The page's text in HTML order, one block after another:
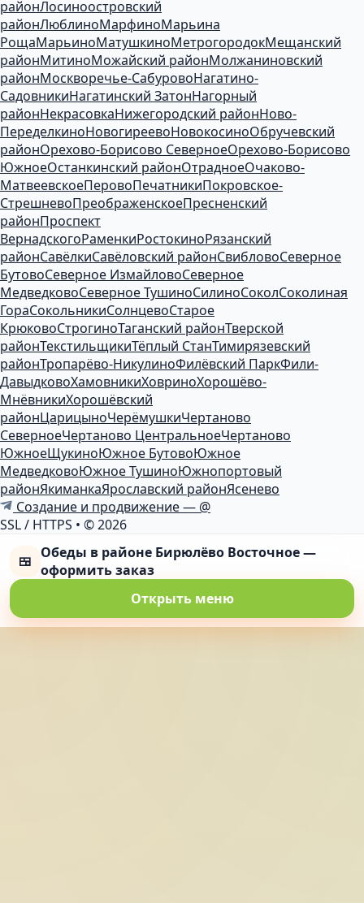
районЛосиноостровский
районЛюблиноМарфиноМарьина
РощаМарьиноМатушкиноМетрогородокМещанский
районМитиноМожайский районМолжаниновский
районМоскворечье-СабуровоНагатино-
СадовникиНагатинский ЗатонНагорный
районНекрасовкаНижегородский районНово-
ПеределкиноНовогиреевоНовокосиноОбручевский
районОрехово-Борисово СеверноеОрехово-Борисово
ЮжноеОстанкинский районОтрадноеОчаково-
МатвеевскоеПеровоПечатникиПокровское-
СтрешневоПреображенскоеПресненский
районПроспект
ВернадскогоРаменкиРостокиноРязанский
районСавёлкиСавёловский районСвибловоСеверное
БутовоСеверное ИзмайловоСеверное
МедведковоСеверное ТушиноСилиноСоколСоколиная
ГораСокольникиСолнцевоСтарое
КрюковоСтрогиноТаганский районТверской
районТекстильщикиТёплый СтанТимирязевский
районТропарёво-НикулиноФилёвский ПаркФили-
ДавыдковоХамовникиХовриноХорошёво-
МнёвникиХорошёвский
районЦарицыноЧерёмушкиЧертаново
СеверноеЧертаново ЦентральноеЧертаново
ЮжноеЩукиноЮжное БутовоЮжное
МедведковоЮжное ТушиноЮжнопортовый
районЯкиманкаЯрославский районЯсенево
Создание и продвижение — @
SSL / HTTPS • © 2026
🍱 Обеды в районе Бирюлёво Восточное —
оформить заказ
Открыть меню